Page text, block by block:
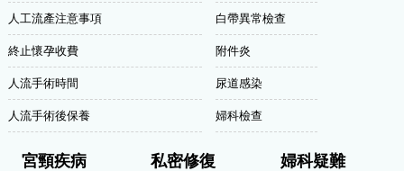
人工流產注意事項
終止懷孕收費
人流手術時間
人流手術後保養
白帶異常檢查
附件炎
尿道感染
婦科檢查
宮頸疾病 私密修復 婦科疑難